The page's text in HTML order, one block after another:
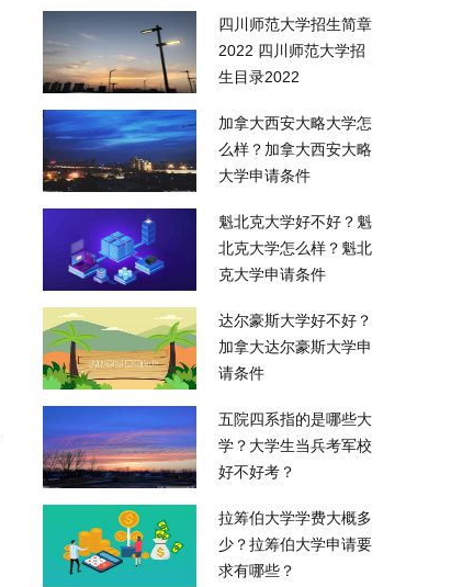
四川师范大学招生简章
2022 四川师范大学招
生目录2022
加拿大西安大略大学怎
么样？加拿大西安大略
大学申请条件
魁北克大学好不好？魁
北克大学怎么样？魁北
克大学申请条件
达尔豪斯大学好不好？
加拿大达尔豪斯大学申
请条件
五院四系指的是哪些大
学？大学生当兵考军校
好不好考？
拉筹伯大学学费大概多
少？拉筹伯大学申请要
求有哪些？